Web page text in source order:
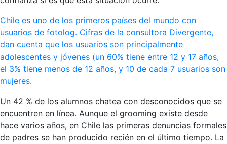
Chile es uno de los primeros países del mundo con
usuarios de fotolog. Cifras de la consultora Divergente,
dan cuenta que los usuarios son principalmente
adolescentes y jóvenes (un 60% tiene entre 12 y 17 años,
el 3% tiene menos de 12 años, y 10 de cada 7 usuarios son
mujeres.
Un 42 % de los alumnos chatea con desconocidos que se
encuentren en línea. Aunque el grooming existe desde
hace varios años, en Chile las primeras denuncias formales
de padres se han producido recién en el último tiempo. La